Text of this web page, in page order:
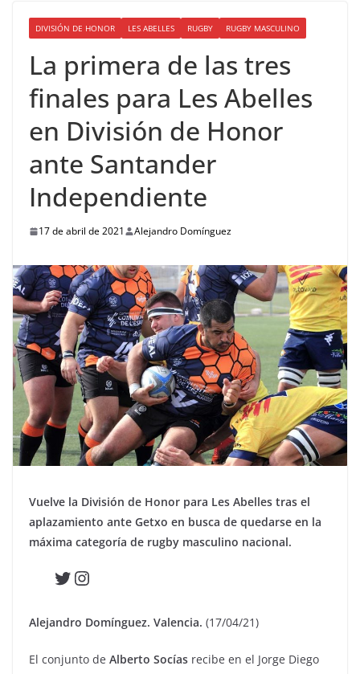
DIVISIÓN DE HONOR LES ABELLES RUGBY RUGBY MASCULINO
La primera de las tres
finales para Les Abelles
en División de Honor
ante Santander
Independiente
17 de abril de 2021 Alejandro Domínguez
Vuelve la División de Honor para Les Abelles tras el
aplazamiento ante Getxo en busca de quedarse en la
máxima categoría de rugby masculino nacional.
Twitter
Instagram
Alejandro Domínguez. Valencia. (17/04/21)
El conjunto de Alberto Socías recibe en el Jorge Diego